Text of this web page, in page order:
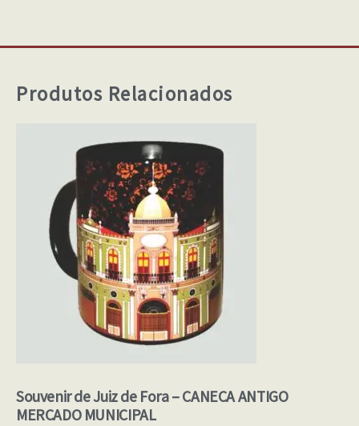
Produtos Relacionados
Souvenir de Juiz de Fora – CANECA ANTIGO
MERCADO MUNICIPAL